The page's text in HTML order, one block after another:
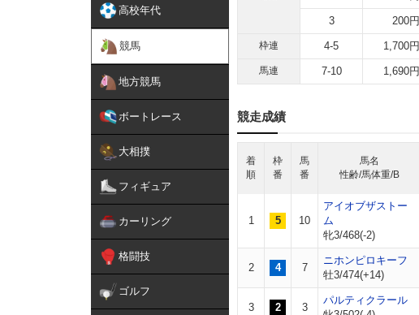
高校年代
競馬
地方競馬
ボートレース
大相撲
フィギュア
カーリング
格闘技
ゴルフ
3 200円
枠連 4-5 1,700円
馬連 7-10 1,690円
競走成績
着
順
枠
番
馬
番
馬名
性齢/馬体重/B
1 5 10
アイオブザストー
ム
牝3/468(-2)
2 4 7
ニホンピロキーフ
牡3/474(+14)
3 2 3
パルティクラール